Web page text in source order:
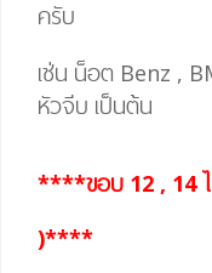
ครับ
เช่น น็อต Benz ,
หัวจีบ เป็นต้น
****ขอบ 12 , 14
)****